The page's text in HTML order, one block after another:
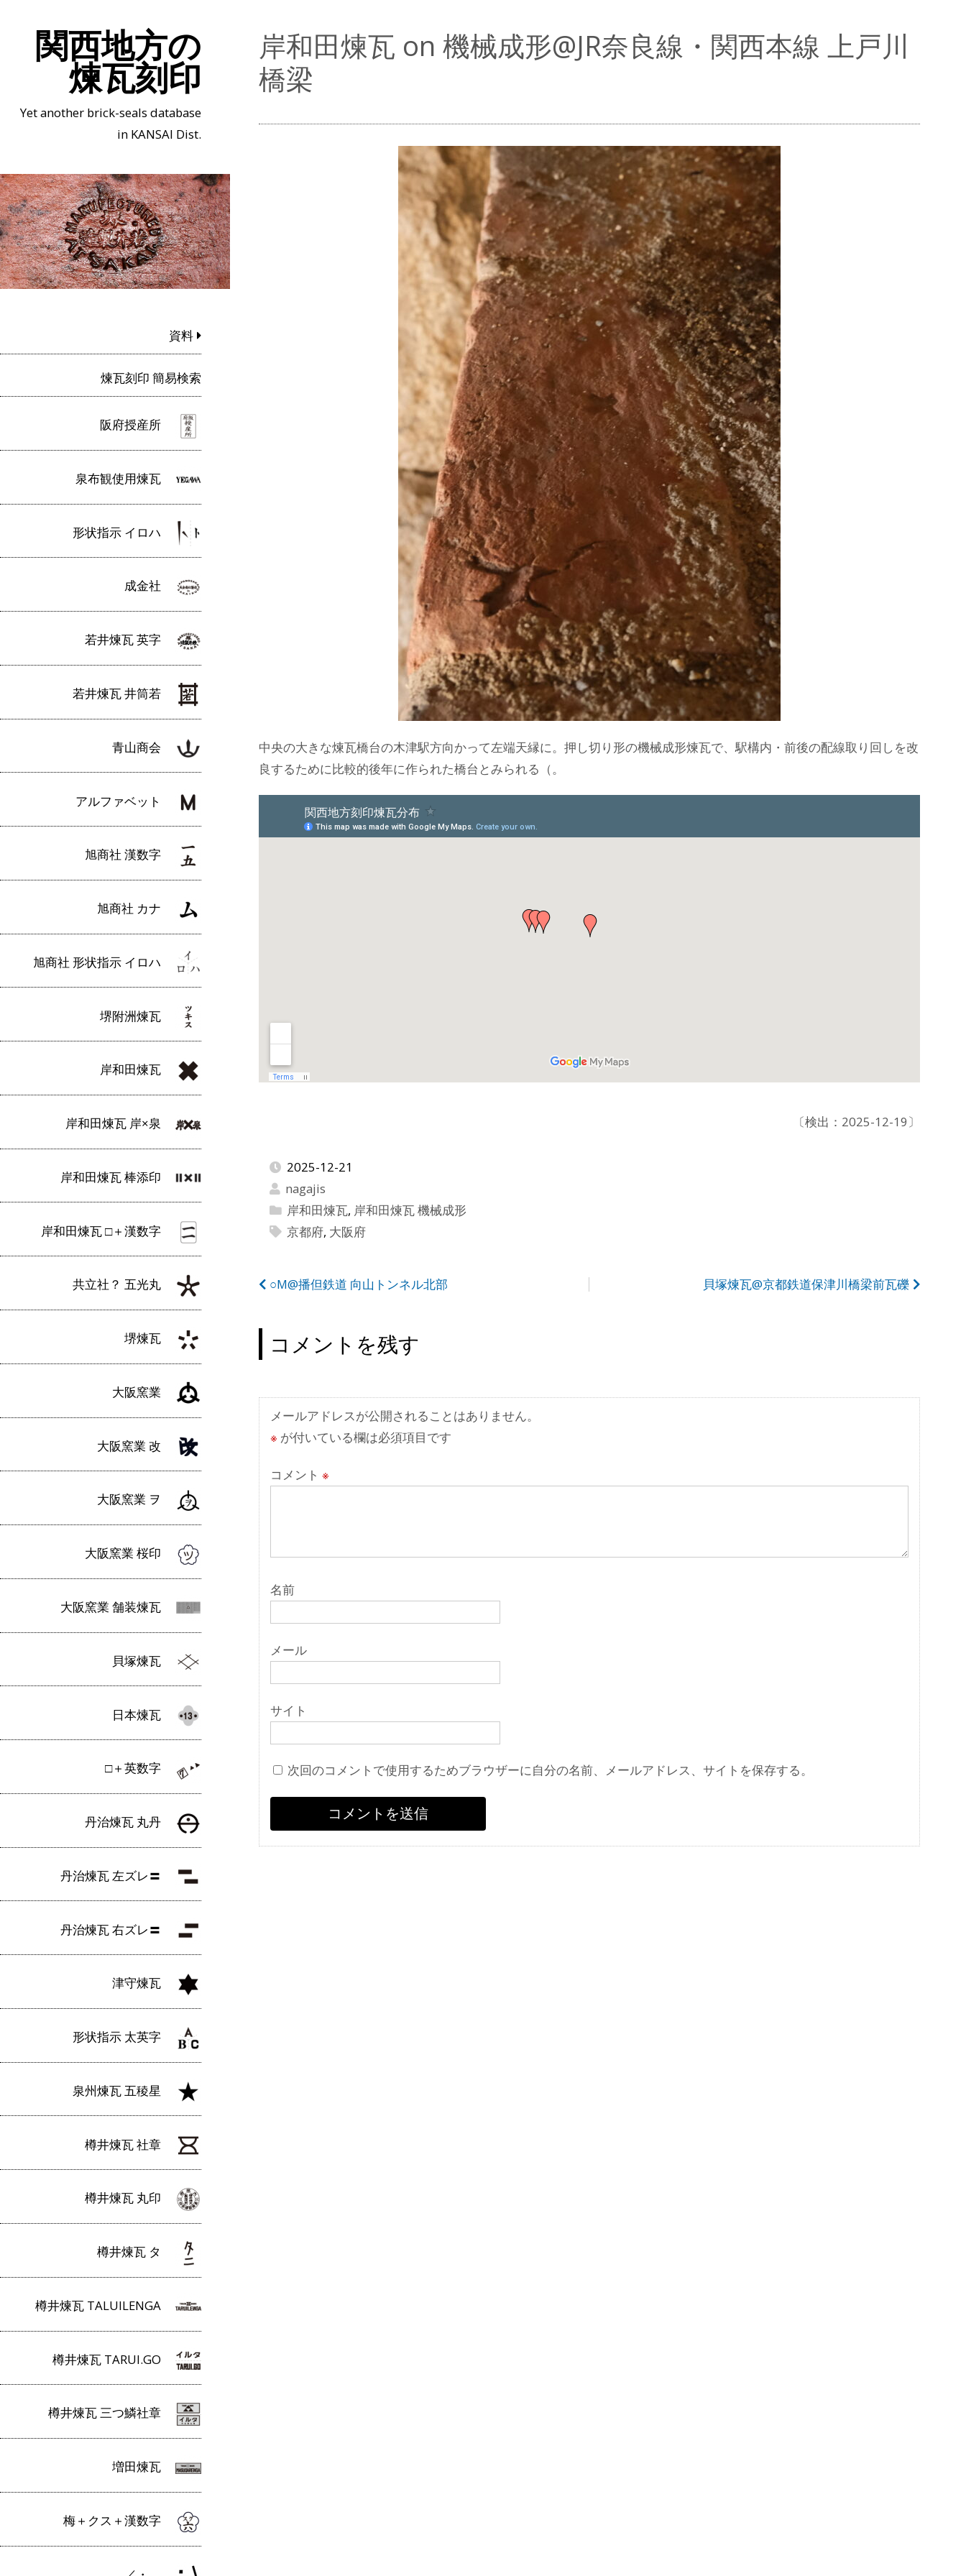
関西地方の
煉瓦刻印
Yet another brick-seals database
in KANSAI Dist.
資料
煉瓦刻印 簡易検索
阪府授産所
泉布観使用煉瓦
形状指示 イロハ
成金社
若井煉瓦 英字
若井煉瓦 井筒若
青山商会
アルファベット
旭商社 漢数字
旭商社 カナ
旭商社 形状指示 イロハ
堺附洲煉瓦
岸和田煉瓦
岸和田煉瓦 岸×泉
岸和田煉瓦 棒添印
岸和田煉瓦 □＋漢数字
共立社？ 五光丸
堺煉瓦
大阪窯業
大阪窯業 改
大阪窯業 ヲ
大阪窯業 桜印
大阪窯業 舗装煉瓦
貝塚煉瓦
日本煉瓦
□＋英数字
丹治煉瓦 丸丹
丹治煉瓦 左ズレ〓
丹治煉瓦 右ズレ〓
津守煉瓦
形状指示 太英字
泉州煉瓦 五稜星
樽井煉瓦 社章
樽井煉瓦 丸印
樽井煉瓦 タ
樽井煉瓦 TALUILENGA
樽井煉瓦 TARUI.GO
樽井煉瓦 三つ鱗社章
増田煉瓦
梅＋クス＋漢数字
岸和田煉瓦 on 機械成形@JR奈良線・関西本線 上戸川
橋梁
中央の大きな煉瓦橋台の木津駅方向かって左端天縁に。押し切り形の機械成形煉瓦で、駅構内・前後の配線取り回しを改
良するために比較的後年に作られた橋台とみられる（。
〔検出：2025-12-19〕
2025-12-21
nagajis
岸和田煉瓦, 岸和田煉瓦 機械成形
京都府, 大阪府
投
ナ
ビ
ゲ
ー
シ
ョ
ン
貝塚煉瓦@京都鉄道保津川橋梁前瓦礫
○M@播但鉄道 向山トンネル北部
コメントを残す
メールアドレスが公開されることはありません。
※ が付いている欄は必須項目です
コメント ※
名前
メール
サイト
次回のコメントで使用するためブラウザーに自分の名前、メールアドレス、サイトを保存する。